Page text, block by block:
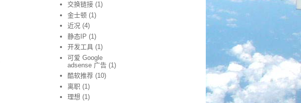
交换链接 (1)
金士顿 (1)
近况 (4)
静态IP (1)
开发工具 (1)
可爱 Google
adsense 广告 (1)
酷软推荐 (10)
离职 (1)
理想 (1)